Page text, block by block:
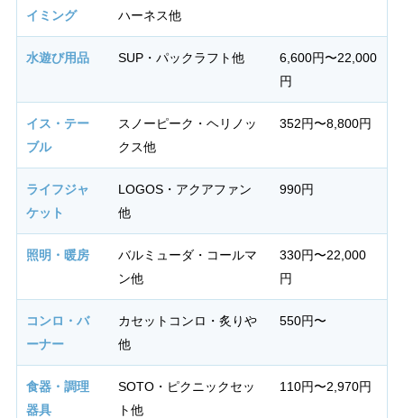
イミング
ハーネス他
水遊び用品 SUP・パックラフト他
6,600円〜22,000
円
イス・テー
ブル
スノーピーク・ヘリノッ
クス他
352円〜8,800円
ライフジャ
ケット
LOGOS・アクアファン
他
990円
照明・暖房
バルミューダ・コールマ
ン他
330円〜22,000
円
コンロ・バ
ーナー
カセットコンロ・炙りや
他
550円〜
食器・調理
器具
SOTO・ピクニックセッ
ト他
110円〜2,970円